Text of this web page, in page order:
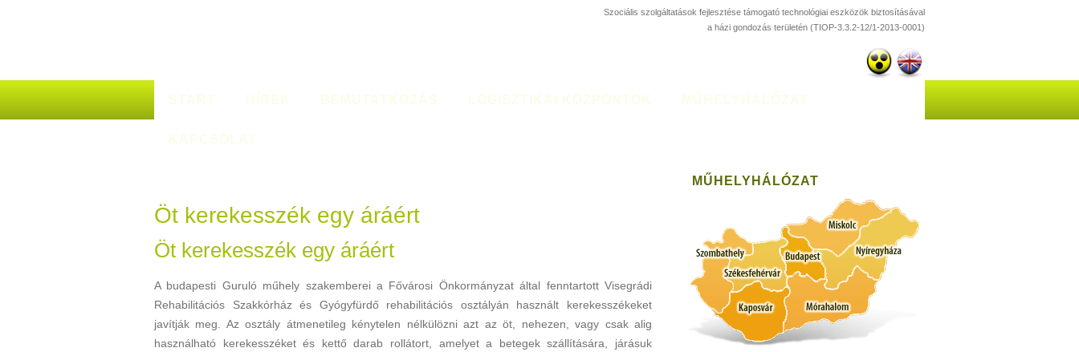
Szociális szolgáltatások fejlesztése támogató technológiai eszközök biztosításával
a házi gondozás területén (TIOP-3.3.2-12/1-2013-0001)
START HÍREK BEMUTATKOZÁS LOGISZTIKAI KÖZPONTOK MŰHELYHÁLÓZAT
KAPCSOLAT
Öt kerekesszék egy áráért
Öt kerekesszék egy áráért
A budapesti Guruló műhely szakemberei a Fővárosi Önkormányzat által fenntartott Visegrádi
Rehabilitációs Szakkórház és Gyógyfürdő rehabilitációs osztályán használt kerekesszékeket
javítják meg. Az osztály átmenetileg kénytelen nélkülözni azt az öt, nehezen, vagy csak alig
használható kerekesszéket és kettő darab rollátort, amelyet a betegek szállítására, járásuk
MŰHELYHÁLÓZAT